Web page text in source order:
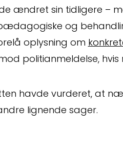
ændret sin tidligere –
og
oplysning om
politianmeldelse, hvis
havde vurderet, at
lignende sager.